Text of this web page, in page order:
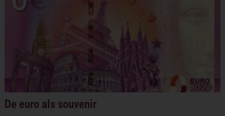
De euro als souvenir